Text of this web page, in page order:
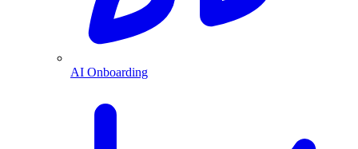
AI Onboarding